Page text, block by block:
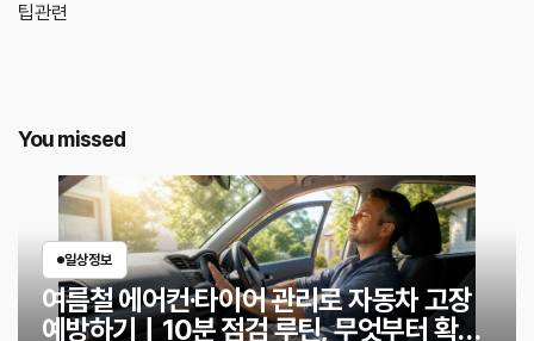
팁관련
You missed
일상정보
여름철 에어컨·타이어 관리로 자동차 고장
예방하기｜10분 점검 루틴, 무엇부터 확인